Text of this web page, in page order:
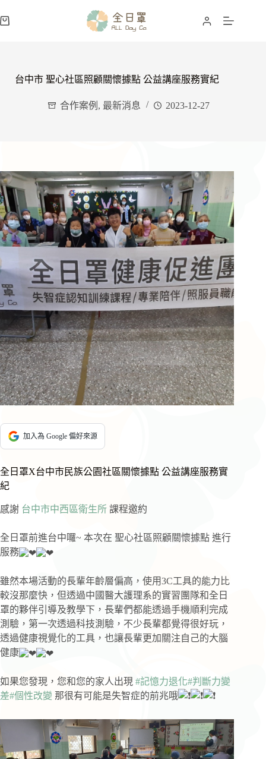
至
購
台中市 聖心社區照顧關懷據點 公益講座服務實紀
合作案例 , 最新消息 2023-12-27
加入為 Google 偏好來源
全日罩X台中市民族公園社區關懷據點 公益講座服務實
紀
感謝 台中市中西區衛生所 課程邀約
全日罩前進台中囉~ 本次在 聖心社區照顧關懷據點 進行
服務
雖然本場活動的長輩年齡層偏高，使用3C工具的能力比
較沒那麼快，但透過中國醫大護理系的實習團隊和全日
罩的夥伴引導及教學下，長輩們都能透過手機順利完成
測驗，第一次透過科技測驗，不少長輩都覺得很好玩，
透過健康視覺化的工具，也讓長輩更加關注自己的大腦
健康
如果您發現，您和您的家人出現 #記憶力退化#判斷力變
差#個性改變 那很有可能是失智症的前兆哦